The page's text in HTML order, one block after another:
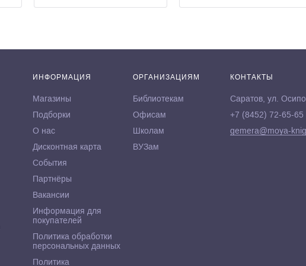
ИНФОРМАЦИЯ
Магазины
Подборки
О нас
Дисконтная карта
События
Партнёры
Вакансии
Информация для
покупателей
Политика обработки
персональных данных
Политика
ОРГАНИЗАЦИЯМ
Библиотекам
Офисам
Школам
ВУЗам
КОНТАКТЫ
Саратов, ул.
+7 (8452) 72-65-65
gemera@moya-